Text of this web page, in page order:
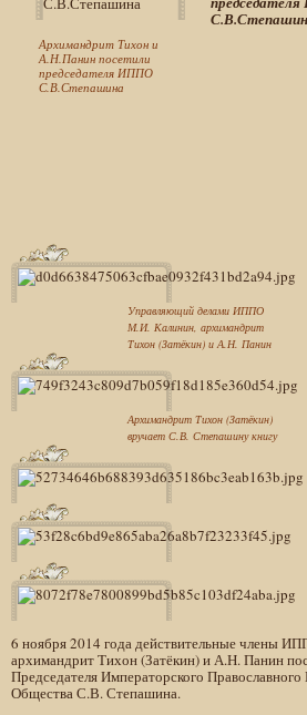
Архимандрит Тихон и
А.Н.Панин посетили
председателя ИППО
С.В.Степашина
Управляющий делами ИППО
М.И. Калинин, архимандрит
Тихон (Затёкин) и А.Н. Панин
Архимандрит Тихон (Затёкин)
вручает С.В. Степашину книгу
6 ноября 2014 года действительные члены
архимандрит Тихон (Затёкин) и А.Н. Панин
Председателя Императорского Православного
Общества С.В. Степашина.